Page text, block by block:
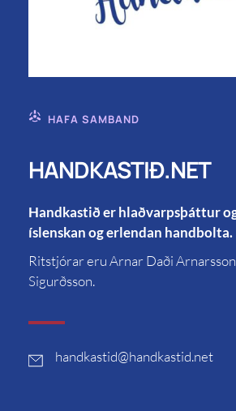
HAFA SAMBAND
HANDKASTIÐ.NET
Handkastið er hlaðvarpsþáttur
íslenskan og erlendan handbolta.
Ritstjórar eru Arnar Daði
Sigurðsson.
handkastid@handkastid.net